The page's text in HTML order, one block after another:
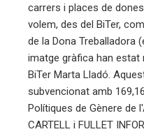
carrers i places de
volem, des del BiTer,
de la Dona Treballadora
imatge gràfica han estat
BiTer Marta Lladó.
subvencionat amb
Polítiques de Gènere de
CARTELL i FULLET